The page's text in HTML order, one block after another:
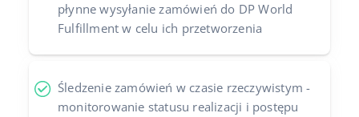
płynne wysyłanie zamówień do DP World
Fulfillment w celu ich przetworzenia
Śledzenie zamówień w czasie rzeczywistym -
monitorowanie statusu realizacji i postępu